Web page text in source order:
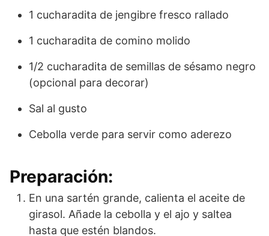
1 cucharadita de jengibre fresco rallado
1 cucharadita de comino molido
1/2 cucharadita de semillas de sésamo negro
(opcional para decorar)
Sal al gusto
Cebolla verde para servir como aderezo
Preparación:
En una sartén grande, calienta el aceite de
girasol. Añade la cebolla y el ajo y saltea
hasta que estén blandos.